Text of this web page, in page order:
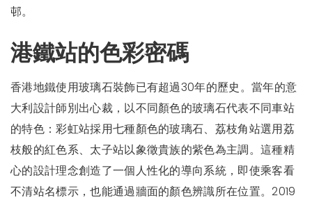
邨。
港鐵站的色彩密碼
香港地鐵使用玻璃石裝飾已有超過30年的歷史。當年的意
大利設計師別出心裁，以不同顏色的玻璃石代表不同車站
的特色：彩虹站採用七種顏色的玻璃石、荔枝角站選用荔
枝般的紅色系、太子站以象徵貴族的紫色為主調。這種精
心的設計理念創造了一個人性化的導向系統，即使乘客看
不清站名標示，也能通過牆面的顏色辨識所在位置。2019